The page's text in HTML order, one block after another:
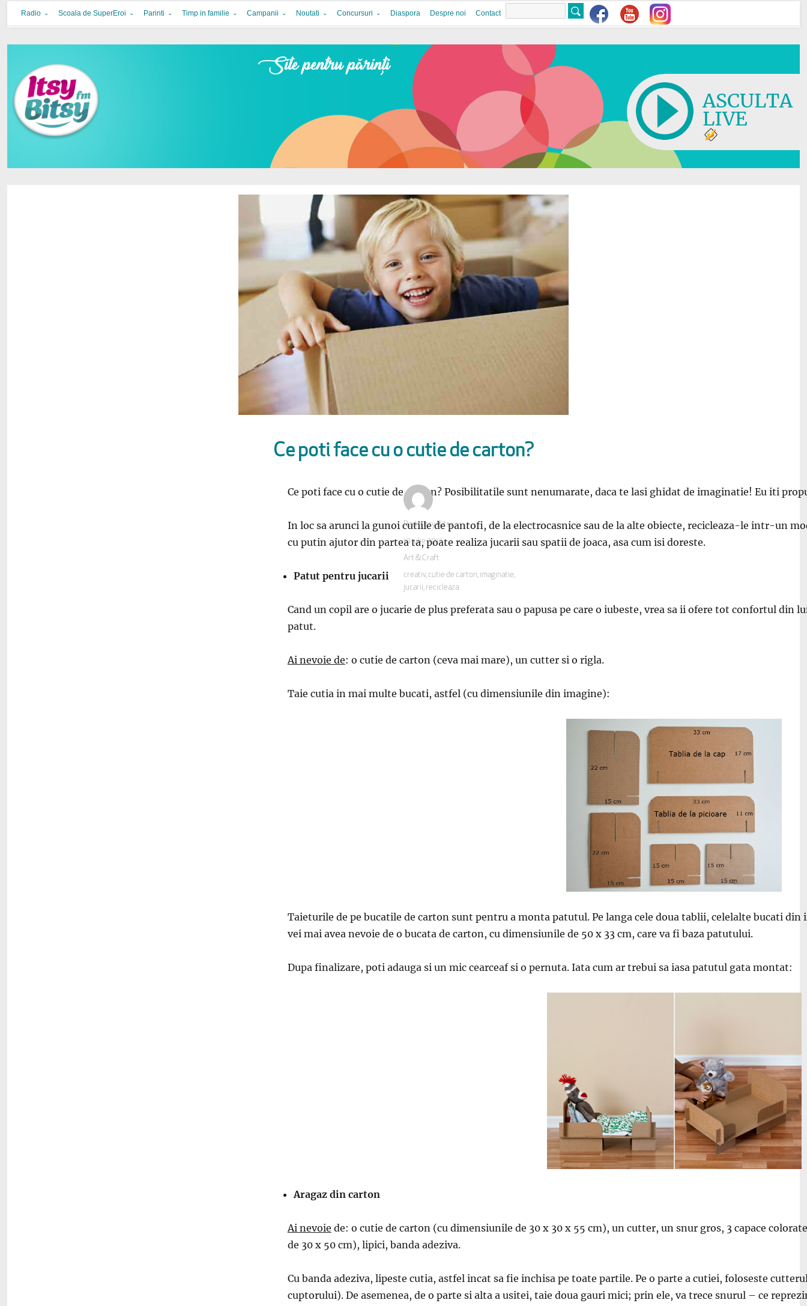
Itsy Bitsy
bucurie in familie
Radio Scoala de SuperEroi Parinti Timp in familie Campanii Noutati Concursuri Diaspora Despre noi Contact
ASCULTA
LIVE
Ce poti face cu o cutie de carton?
Ce poti face cu o cutie de carton? Posibilitatile sunt nenumarate, daca te lasi ghidat de imaginatie! Eu iti
In loc sa arunci la gunoi cutiile de pantofi, de la electrocasnice sau de la alte obiecte, recicleaza-le intr-un
cu putin ajutor din partea ta, poate realiza jucarii sau spatii de joaca, asa cum isi doreste.
Patut pentru jucarii
Cand un copil are o jucarie de plus preferata sau o papusa pe care o iubeste, vrea sa ii ofere tot confortul din
patut.
Ai nevoie de: o cutie de carton (ceva mai mare), un cutter si o rigla.
Taie cutia in mai multe bucati, astfel (cu dimensiunile din imagine):
Taieturile de pe bucatile de carton sunt pentru a monta patutul. Pe langa cele doua tablii, celelalte bucati
vei mai avea nevoie de o bucata de carton, cu dimensiunile de 50 x 33 cm, care va fi baza patutului.
Dupa finalizare, poti adauga si un mic cearceaf si o pernuta. Iata cum ar trebui sa iasa patutul gata montat:
Aragaz din carton
Ai nevoie de: o cutie de carton (cu dimensiunile de 30 x 30 x 55 cm), un cutter, un snur gros, 3 capace
de 30 x 50 cm), lipici, banda adeziva.
Cu banda adeziva, lipeste cutia, astfel incat sa fie inchisa pe toate partile. Pe o parte a cutiei, foloseste
cuptorului). De asemenea, de o parte si alta a usitei, taie doua gauri mici; prin ele, va trece snurul – ce
Autor
Radio Itsy Bitsy
Publicat
pe
10 iulie 2017
Categorii
Art & Craft
Etichete
creativ,cutie de carton, imaginatie,
jucarii, recicleaza